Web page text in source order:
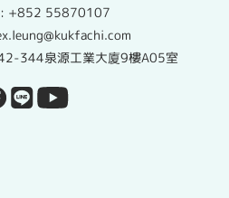
+852 55870107
344泉源工業大廈9樓A05室